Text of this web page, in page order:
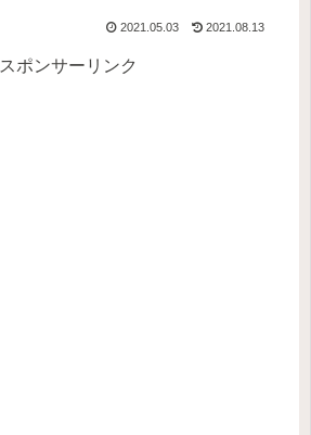
2021.05.03 2021.08.13
スポンサーリンク